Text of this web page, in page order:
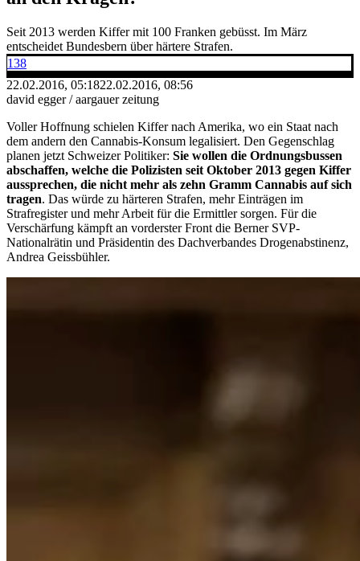
Seit 2013 werden Kiffer mit 100 Franken gebüsst. Im März
entscheidet Bundesbern über härtere Strafen.
138
22.02.2016, 05:1822.02.2016, 08:56
david egger / aargauer zeitung
Voller Hoffnung schielen Kiffer nach Amerika, wo ein Staat nach
dem andern den Cannabis-Konsum legalisiert. Den Gegenschlag
planen jetzt Schweizer Politiker: Sie wollen die Ordnungsbussen
abschaffen, welche die Polizisten seit Oktober 2013 gegen Kiffer
aussprechen, die nicht mehr als zehn Gramm Cannabis auf sich
tragen. Das würde zu härteren Strafen, mehr Einträgen im
Strafregister und mehr Arbeit für die Ermittler sorgen. Für die
Verschärfung kämpft an vorderster Front die Berner SVP-
Nationalrätin und Präsidentin des Dachverbandes Drogenabstinenz,
Andrea Geissbühler.